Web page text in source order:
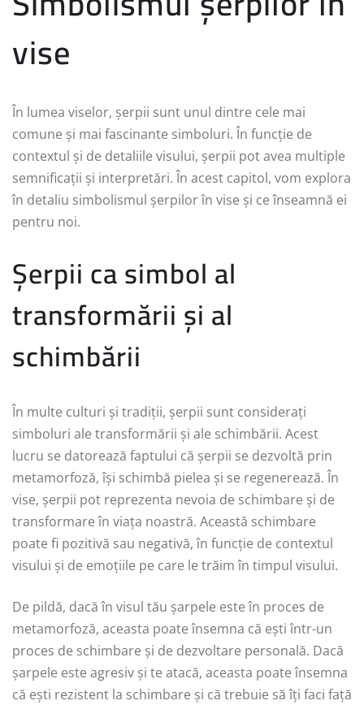
vise
În lumea viselor, șerpii sunt unul dintre cele mai
comune și mai fascinante simboluri. În funcție de
contextul și de detaliile visului, șerpii pot avea multiple
semnificații și interpretări. În acest capitol, vom explora
în detaliu simbolismul șerpilor în vise și ce înseamnă ei
pentru noi.
Șerpii ca simbol al
transformării și al
schimbării
În multe culturi și tradiții, șerpii sunt considerați
simboluri ale transformării și ale schimbării. Acest
lucru se datorează faptului că șerpii se dezvoltă prin
metamorfoză, își schimbă pielea și se regenerează. În
vise, șerpii pot reprezenta nevoia de schimbare și de
transformare în viața noastră. Această schimbare
poate fi pozitivă sau negativă, în funcție de contextul
visului și de emoțiile pe care le trăim în timpul visului.
De pildă, dacă în visul tău șarpele este în proces de
metamorfoză, aceasta poate însemna că ești într-un
proces de schimbare și de dezvoltare personală. Dacă
șarpele este agresiv și te atacă, aceasta poate însemna
că ești rezistent la schimbare și că trebuie să îți faci față